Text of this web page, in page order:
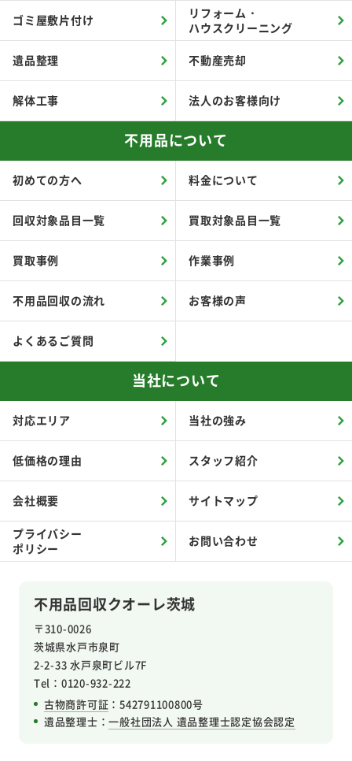
不用品回収クオーレ茨城
〒310-0026
茨城県水戸市泉町
2-2-33 水戸泉町ビル7F
Tel：0120-932-222
古物商許可証 ：542791100800号
遺品整理士：一般社団法人 遺品整理士認定協会認定
ゴミ屋敷片付け
リフォーム・
ハウスクリーニング
遺品整理 不動産売却
解体工事 法人のお客様向け
不用品について
初めての方へ 料金について
回収対象品目一覧 買取対象品目一覧
買取事例 作業事例
不用品回収の流れ お客様の声
よくあるご質問
当社について
対応エリア 当社の強み
低価格の理由 スタッフ紹介
会社概要 サイトマップ
プライバシー
ポリシー
お問い合わせ